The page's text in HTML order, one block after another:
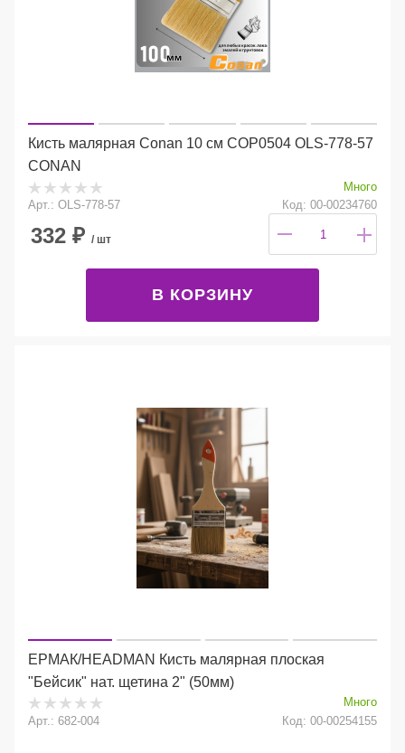
Кисть малярная Conan 10 см COP0504 OLS-778-57
CONAN
Много
Арт.: OLS-778-57
Код: 00-00234760
332 ₽ / шт
В КОРЗИНУ
ЕРМАК/HEADMAN Кисть малярная плоская
"Бейсик" нат. щетина 2" (50мм)
Много
Арт.: 682-004
Код: 00-00254155